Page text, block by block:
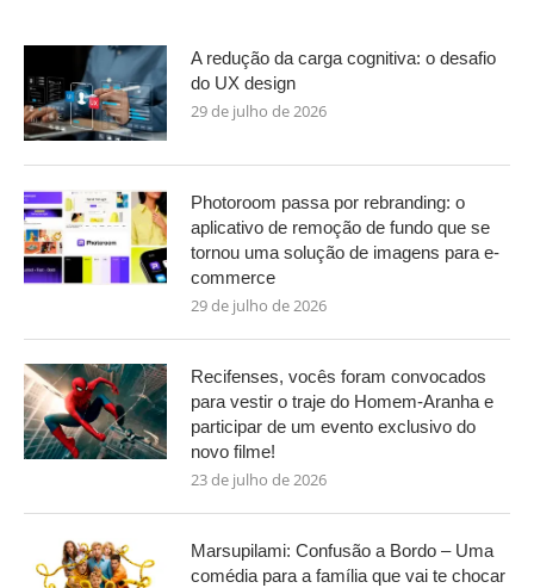
A redução da carga cognitiva: o desafio
do UX design
29 de julho de 2026
Photoroom passa por rebranding: o
aplicativo de remoção de fundo que se
tornou uma solução de imagens para e-
commerce
29 de julho de 2026
Recifenses, vocês foram convocados
para vestir o traje do Homem-Aranha e
participar de um evento exclusivo do
novo filme!
23 de julho de 2026
Marsupilami: Confusão a Bordo – Uma
comédia para a família que vai te chocar